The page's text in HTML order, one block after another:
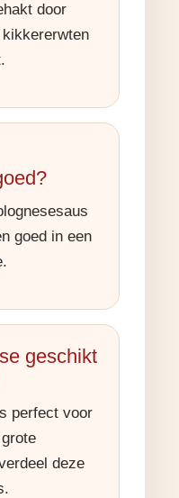
door
goed in een
geschikt
perfect voor
deze